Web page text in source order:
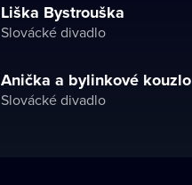
Liška Bystrouška
Slovácké divadlo
Anička a bylinkové kouzlo
Slovácké divadlo